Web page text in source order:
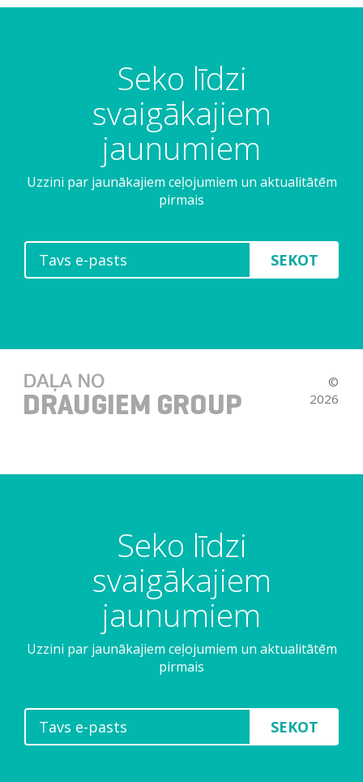
Seko līdzi
svaigākajiem
jaunumiem
Uzzini par jaunākajiem ceļojumiem un aktualitātēm
pirmais
SEKOT
©
2026
Seko līdzi
svaigākajiem
jaunumiem
Uzzini par jaunākajiem ceļojumiem un aktualitātēm
pirmais
SEKOT